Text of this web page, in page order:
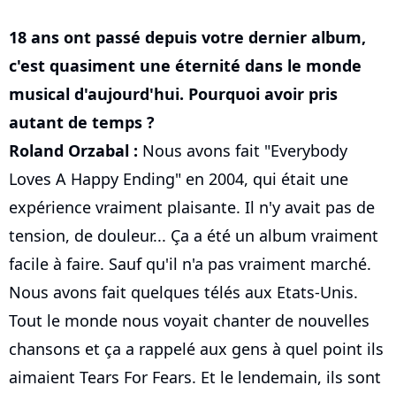
18 ans ont passé depuis votre dernier album,
c'est quasiment une éternité dans le monde
musical d'aujourd'hui. Pourquoi avoir pris
autant de temps ?
Roland Orzabal : Nous avons fait "Everybody
Loves A Happy Ending" en 2004, qui était une
expérience vraiment plaisante. Il n'y avait pas de
tension, de douleur... Ça a été un album vraiment
facile à faire. Sauf qu'il n'a pas vraiment marché.
Nous avons fait quelques télés aux Etats-Unis.
Tout le monde nous voyait chanter de nouvelles
chansons et ça a rappelé aux gens à quel point ils
aimaient Tears For Fears. Et le lendemain, ils sont